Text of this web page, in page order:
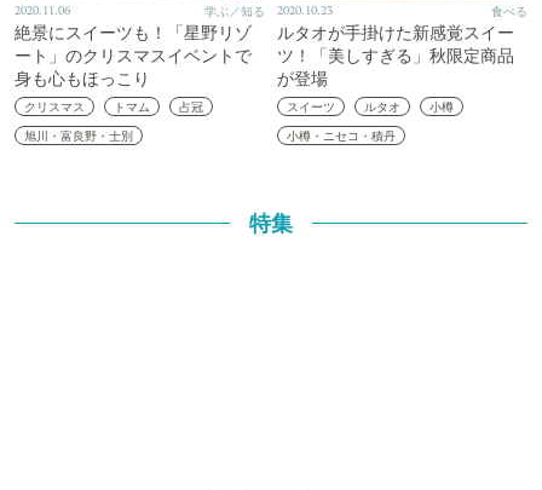
2020.11.06 学ぶ／知る
絶景にスイーツも！「星野リゾ
ート」のクリスマスイベントで
身も心もほっこり
クリスマス トマム
占冠
旭川・富良野・士別
2020.10.23 食べる
ルタオが手掛けた新感覚スイー
ツ！「美しすぎる」秋限定商品
が登場
スイーツ ルタオ
小樽
小樽・ニセコ・積丹
特集